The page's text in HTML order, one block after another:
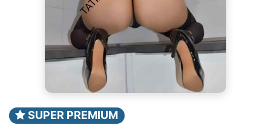
SUPER PREMIUM